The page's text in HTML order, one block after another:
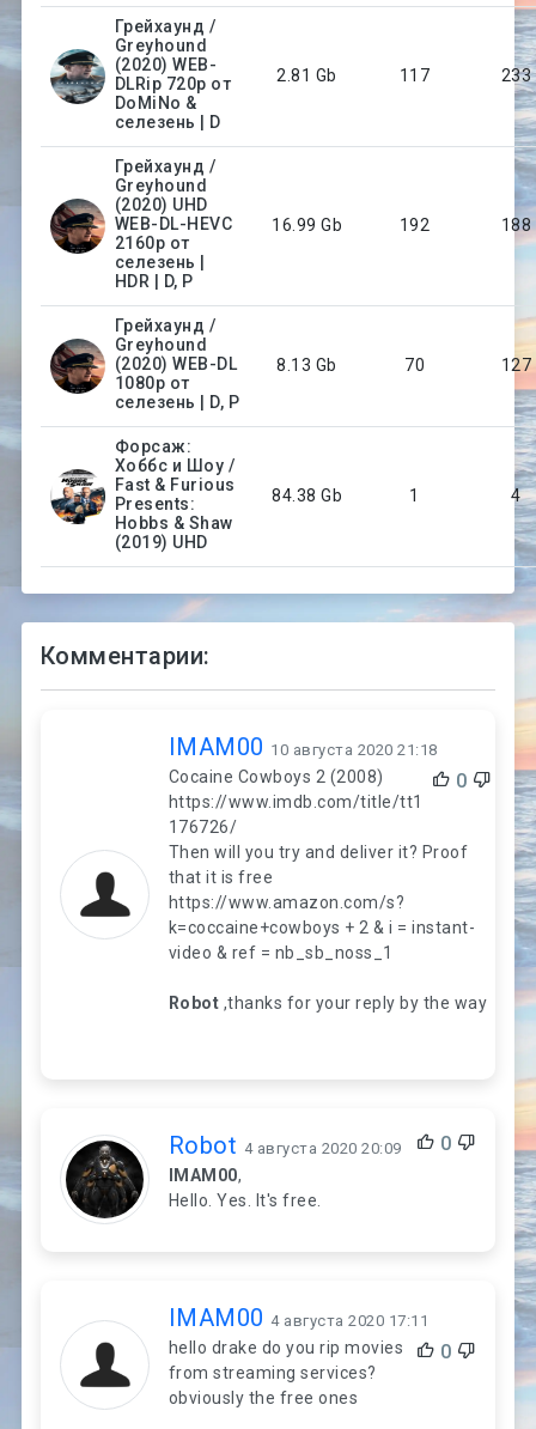
Грейхаунд /
Greyhound
(2020) WEB-
DLRip 720p от
DoMiNo &
селезень | D
2.81 Gb 117 233
Грейхаунд /
Greyhound
(2020) UHD
WEB-DL-HEVC
2160p от
селезень |
HDR | D, P
16.99 Gb 192 188
Грейхаунд /
Greyhound
(2020) WEB-DL
1080p от
селезень | D, P
8.13 Gb 70 127
Форсаж:
Хоббс и Шоу /
Fast & Furious
Presents:
Hobbs & Shaw
(2019) UHD
84.38 Gb 1 4
Комментарии:
IMAM00 10 августа 2020 21:18
0
Cocaine Cowboys 2 (2008)
https://www.imdb.com/title/tt1
176726/
Then will you try and deliver it? Proof
that it is free
https://www.amazon.com/s?
k=coccaine+cowboys + 2 & i = instant-
video & ref = nb_sb_noss_1
Robot ,thanks for your reply by the way
Robot 4 августа 2020 20:09 0
IMAM00,
Hello. Yes. It's free.
IMAM00 4 августа 2020 17:11
0
hello drake do you rip movies
from streaming services?
obviously the free ones